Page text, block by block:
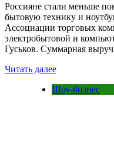
Россияне стали меньше
бытовую технику и
Ассоциации торговых
электробытовой и
Гуськов. Суммарная
Читать далее
Шоу-бизнес